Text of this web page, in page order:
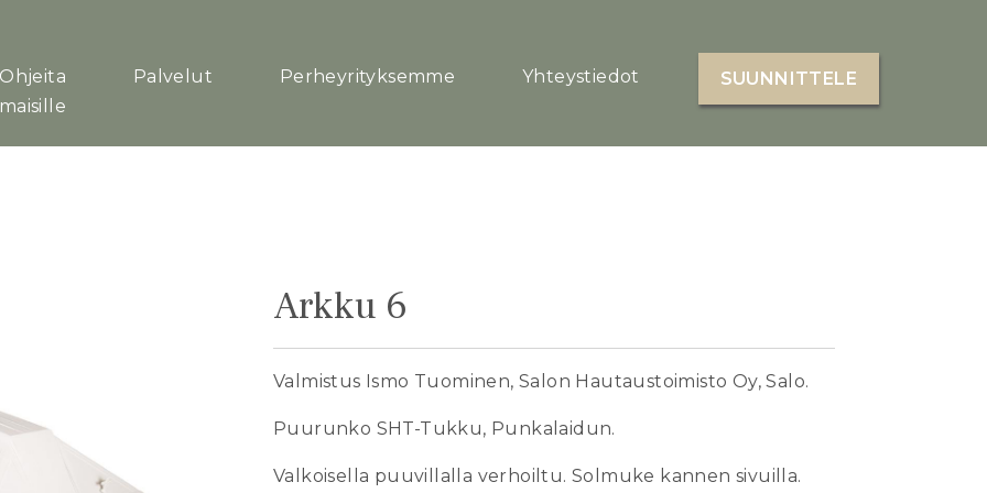
Ohjeita
Palvelut Perheyrityksemme Yhteystiedot SUUNNITTELE
Arkku 6
Valmistus Ismo Tuominen, Salon Hautaustoimisto Oy, Salo.
Puurunko SHT-Tukku, Punkalaidun.
Valkoisella puuvillalla verhoiltu. Solmuke kannen sivuilla.